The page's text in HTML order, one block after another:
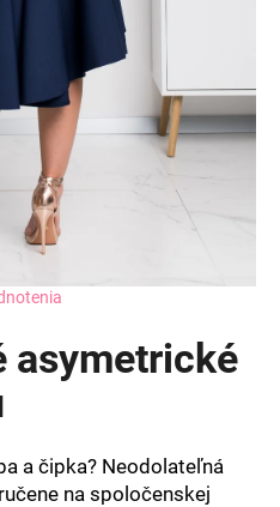
asymetrické
a čipka? Neodolateľná
na spoločenskej